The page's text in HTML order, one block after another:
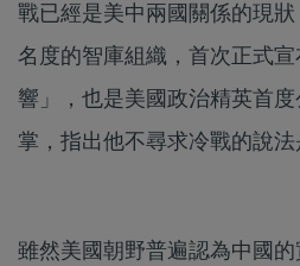
戰已經是美中兩國關係的現
名度的智庫組織，首次正式
響」，也是美國政治精英首
掌，指出他不尋求冷戰的說法
雖然美國朝野普遍認為中國